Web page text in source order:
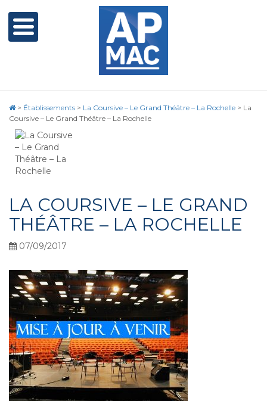
> Établissements > La Coursive – Le Grand Théâtre – La Rochelle > La
Coursive – Le Grand Théâtre – La Rochelle
LA COURSIVE – LE GRAND
THÉÂTRE – LA ROCHELLE
07/09/2017